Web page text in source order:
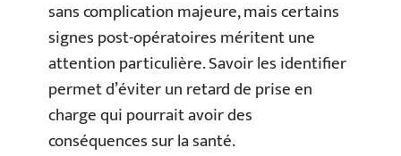
sans complication majeure, mais certains
signes post-opératoires méritent une
attention particulière. Savoir les identifier
permet d’éviter un retard de prise en
charge qui pourrait avoir des
conséquences sur la santé.